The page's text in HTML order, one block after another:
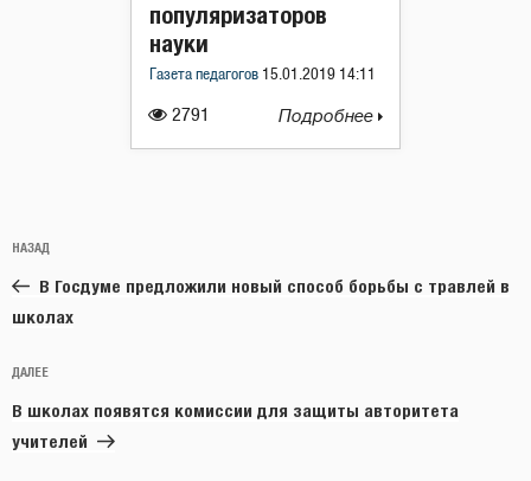
2791
популяризаторов
науки
Газета педагогов 15.01.2019 14:11
Подробнее
по
записям
Предыдущая
запись:
НАЗАД
В Госдуме предложили новый способ борьбы с травлей в
школах
Следующая
запись
ДАЛЕЕ
В школах появятся комиссии для защиты авторитета
учителей